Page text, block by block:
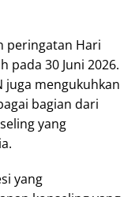
peringatan Hari
pada 30 Juni 2026.
juga mengukuhkan
bagian dari
yang
yang